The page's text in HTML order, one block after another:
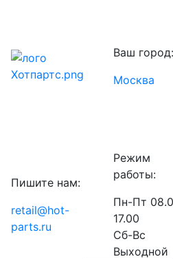
Ваш город:
Москва
Пишите нам:
retail@hot-
parts.ru
Режим
работы:
Пн-Пт
17.00
Сб-Вс
Выходной